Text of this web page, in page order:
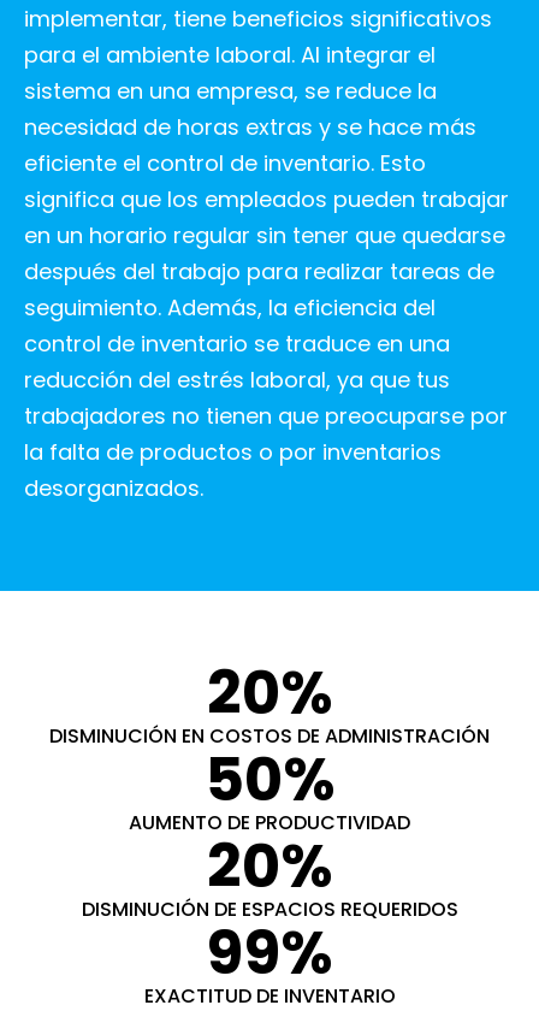
implementar, tiene beneficios significativos
para el ambiente laboral. Al integrar el
sistema en una empresa, se reduce la
necesidad de horas extras y se hace más
eficiente el control de inventario. Esto
significa que los empleados pueden trabajar
en un horario regular sin tener que quedarse
después del trabajo para realizar tareas de
seguimiento. Además, la eficiencia del
control de inventario se traduce en una
reducción del estrés laboral, ya que tus
trabajadores no tienen que preocuparse por
la falta de productos o por inventarios
desorganizados.
DISMINUCIÓN EN COSTOS DE ADMINISTRACIÓN
20%
AUMENTO DE PRODUCTIVIDAD
50%
DISMINUCIÓN DE ESPACIOS REQUERIDOS
20%
EXACTITUD DE INVENTARIO
99%